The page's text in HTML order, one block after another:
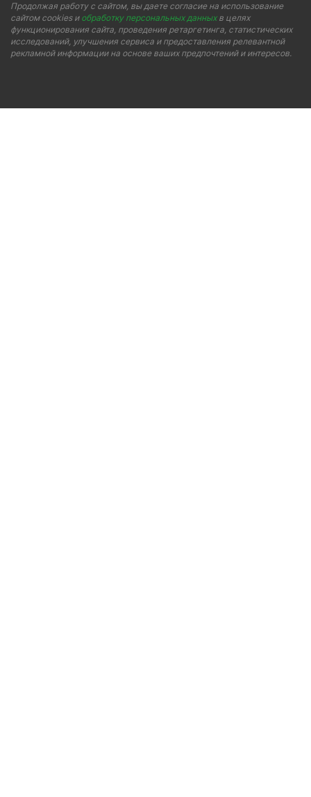
Продолжая работу с сайтом, вы даете согласие на использование
сайтом cookies и обработку персональных данныхв целях
функционирования сайта, проведения ретаргетинга, статистических
исследований, улучшения сервиса и предоставления релевантной
рекламной информации на основе ваших предпочтений и интересов.